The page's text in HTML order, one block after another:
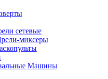
сетевые
миксеры
Машины